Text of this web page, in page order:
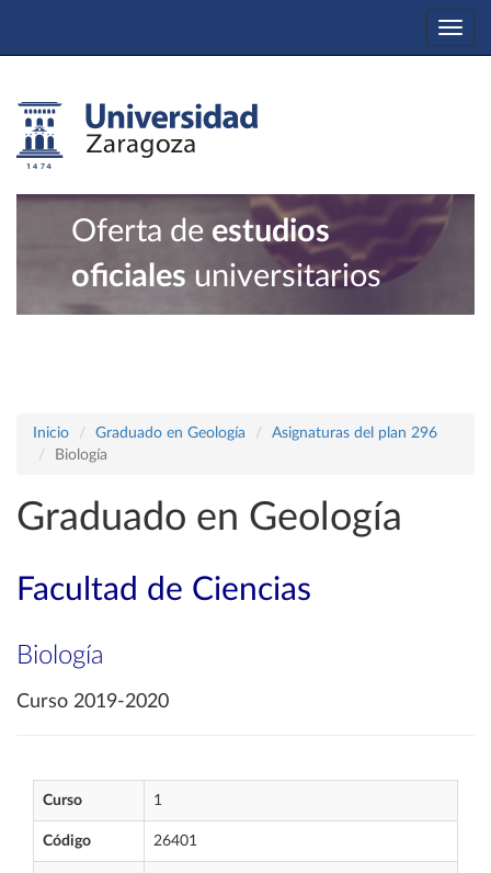
Oferta de estudios
oficiales universitarios
Inicio Graduado en Geología
Asignaturas del plan 296
Biología
Graduado en Geología
Facultad de Ciencias
Biología
Curso 2019-2020
Curso 1
Código 26401